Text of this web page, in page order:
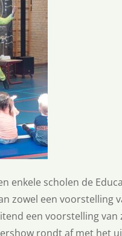
enkele scholen de
zowel een voorstelling
een voorstelling van
rondt af met het